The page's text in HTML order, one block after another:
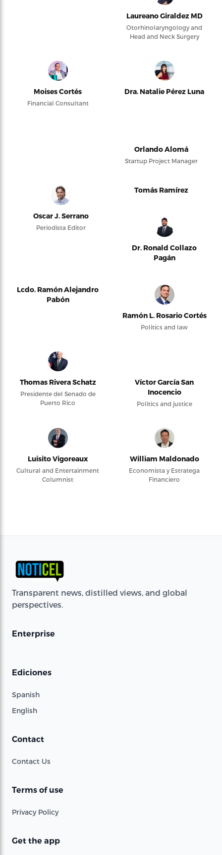
Laureano Giraldez MD
Otorhinolaryngology and
Head and Neck Surgery
Moises Cortés
Financial Consultant
Dra. Natalie Pérez Luna
Orlando Alomá
Startup Project Manager
Oscar J. Serrano
Periodista Editor
Tomás Ramírez
Dr. Ronald Collazo
Pagán
Lcdo. Ramón Alejandro
Pabón
Ramón L. Rosario Cortés
Politics and law
Thomas Rivera Schatz
Presidente del Senado de
Puerto Rico
Víctor García San
Inocencio
Politics and justice
Luisito Vigoreaux
Cultural and Entertainment
Columnist
William Maldonado
Economista y Estratega
Financiero
Transparent news, distilled views, and global
perspectives.
Enterprise
Ediciones
Spanish
English
Contact
Contact Us
Terms of use
Privacy Policy
Get the app